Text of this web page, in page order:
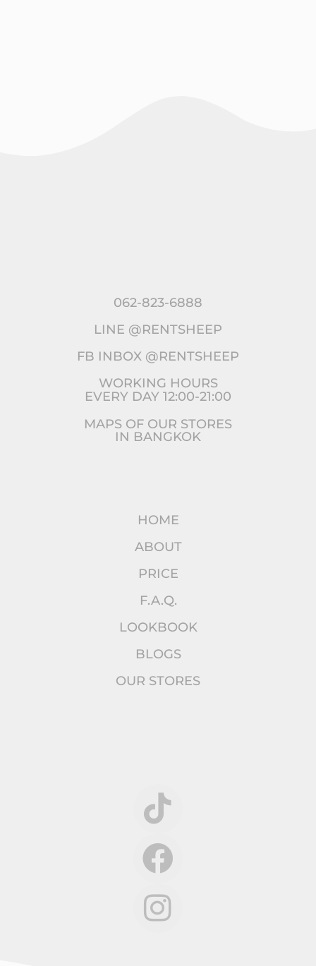
062-823-6888
LINE @RENTSHEEP
FB INBOX @RENTSHEEP
WORKING HOURS
EVERY DAY 12:00-21:00
MAPS OF OUR STORES
IN BANGKOK
HOME
ABOUT
PRICE
F.A.Q.
LOOKBOOK
BLOGS
OUR STORES